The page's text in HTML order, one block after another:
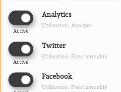
Analytics
Activé
Utilisation: Analyse
Twitter
Activé
Utilisation: Fonctionnalité
Facebook
Utilisation: Fonctionnalité
ÉCOUTER LE PODCAST
Il saute en parachute de la